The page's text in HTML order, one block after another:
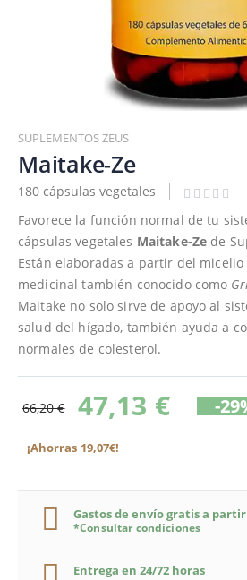
al
comienzo
de
la
galería
imágenes
SUPLEMENTOS ZEUS
Maitake-Ze
180 cápsulas vegetales
Favorece la función normal de tu
cápsulas vegetales Maitake-Ze de
Están elaboradas a partir del
medicinal también conocido como
Maitake no solo sirve de apoyo al
salud del hígado, también ayuda a
normales de colesterol.
66,20 € 47,13 € -
¡Ahorras 19,07€!
Gastos de envío gratis a partir
*Consultar condiciones
Entrega en 24/72 horas